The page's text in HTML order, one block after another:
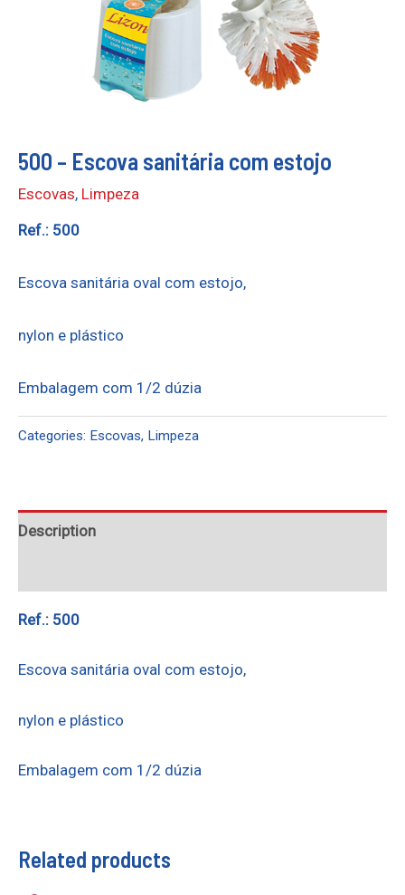
500 – Escova sanitária com estojo
Escovas, Limpeza
Ref.: 500
Escova sanitária oval com estojo,
nylon e plástico
Embalagem com 1/2 dúzia
Categories: Escovas, Limpeza
Description
Ref.: 500
Escova sanitária oval com estojo,
nylon e plástico
Embalagem com 1/2 dúzia
Related products